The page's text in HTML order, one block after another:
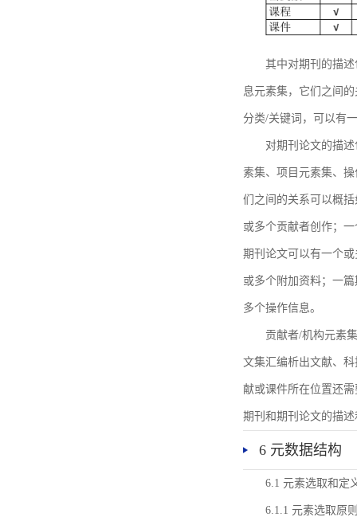
其中对期刊的描
息元素集，它们之间
分类/关键词，可以有
对期刊论文的描
素集、项目元素集、
们之间的关系可以概
或多个贡献者创作；
期刊论文可以有一个
或多个附加资料；一
多个操作信息。
贡献者/机构元素
文集汇编析出文献、
献或课件所在位置还
期刊和期刊论文的描
6 元数据结构
6.1 元素选取和定
6.1.1 元素选取原